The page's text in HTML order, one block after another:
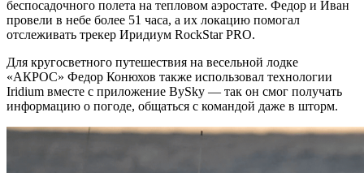
беспосадочного полета на тепловом аэростате. Федор и Иван
провели в небе более 51 часа, а их локацию помогал
отслеживать трекер Иридиум RockStar PRO.
Для кругосветного путешествия на весельной лодке
«АКРОС» Федор Конюхов также использовал технологии
Iridium вместе с приложение BySky — так он смог получать
информацию о погоде, общаться с командой даже в шторм.